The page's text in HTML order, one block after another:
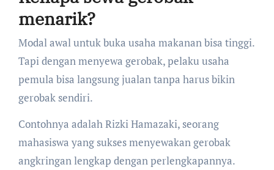
menarik?
Modal awal untuk buka usaha makanan bisa tinggi.
Tapi dengan menyewa gerobak, pelaku usaha
pemula bisa langsung jualan tanpa harus bikin
gerobak sendiri.
Contohnya adalah Rizki Hamazaki, seorang
mahasiswa yang sukses menyewakan gerobak
angkringan lengkap dengan perlengkapannya.